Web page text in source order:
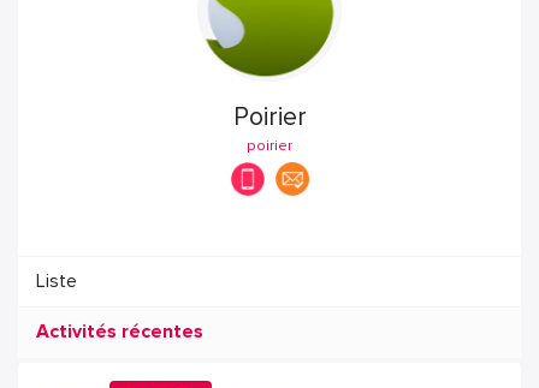
Poirier
poirier
Liste
Activités récentes